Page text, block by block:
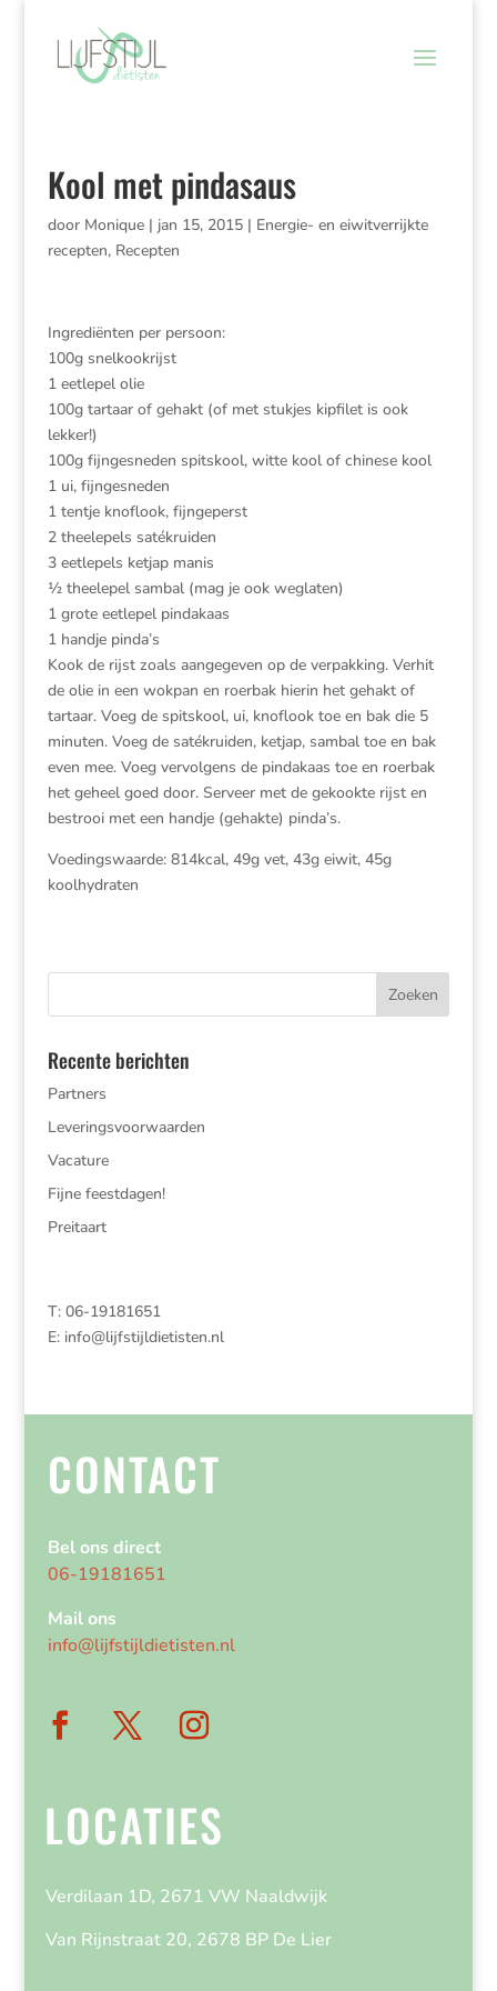
Kool met pindasaus
door Monique| jan 15, 2015| Energie- en eiwitverrijkte
recepten, Recepten
Ingrediënten per persoon:
100g snelkookrijst
1 eetlepel olie
100g tartaar of gehakt (of met stukjes kipfilet is ook
lekker!)
100g fijngesneden spitskool, witte kool of chinese kool
1 ui, fijngesneden
1 tentje knoflook, fijngeperst
2 theelepels satékruiden
3 eetlepels ketjap manis
½ theelepel sambal (mag je ook weglaten)
1 grote eetlepel pindakaas
1 handje pinda’s
Kook de rijst zoals aangegeven op de verpakking. Verhit
de olie in een wokpan en roerbak hierin het gehakt of
tartaar. Voeg de spitskool, ui, knoflook toe en bak die 5
minuten. Voeg de satékruiden, ketjap, sambal toe en bak
even mee. Voeg vervolgens de pindakaas toe en roerbak
het geheel goed door. Serveer met de gekookte rijst en
bestrooi met een handje (gehakte) pinda’s.
Voedingswaarde: 814kcal, 49g vet, 43g eiwit, 45g
koolhydraten
Recente berichten
Partners
Leveringsvoorwaarden
Vacature
Fijne feestdagen!
Preitaart
T: 06-19181651
E: info@lijfstijldietisten.nl
CONTACT
Bel ons direct
06-19181651
Mail ons
info@lijfstijldietisten.nl
LOCATIES
Verdilaan 1D, 2671 VW Naaldwijk
Van Rijnstraat 20, 2678 BP De Lier